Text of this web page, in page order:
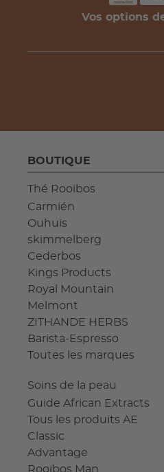
Vos options
BOUTIQUE
Thé Rooibos
Carmién
Ouhuis
skimmelberg
Cederbos
Kings Products
Royal Mountain
Melmont
ZITHANDE HERBS
Barista-Espresso
Toutes les marques
Soins de la peau
Guide African Extracts
Tous les produits AE
Classic
Advantage
Rooibos Man